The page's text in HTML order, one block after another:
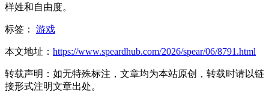
样姓和自由度。
标签： 游戏
本文地址： https://www.speardhub.com/2026/spear/06/8791.html
转载声明： 如无特殊标注，文章均为本站原创，转载时请以链
接形式注明文章出处。